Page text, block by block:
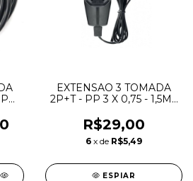
EXTENSAO 3 TOMADA
2P+T - PP 3 X 0,75 - 1,5MT
R$29,00
6 x de R$5,49
ESPIAR